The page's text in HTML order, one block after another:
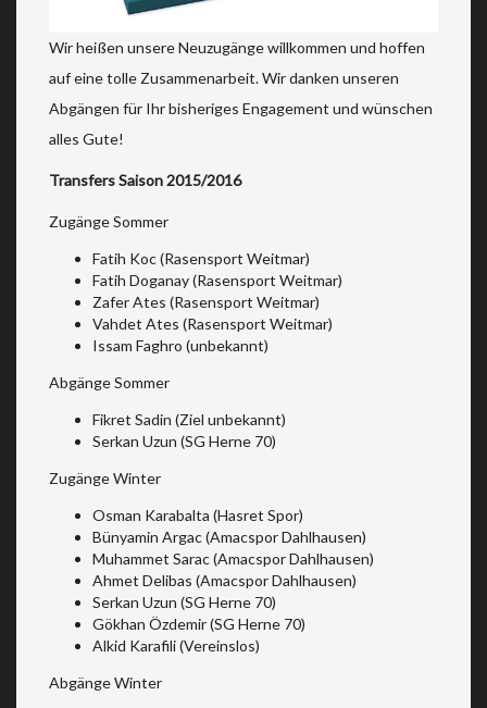
Wir heißen unsere Neuzugänge willkommen und hoffen
auf eine tolle Zusammenarbeit. Wir danken unseren
Abgängen für Ihr bisheriges Engagement und wünschen
alles Gute!
Transfers Saison 2015/2016
Zugänge Sommer
Fatih Koc (Rasensport Weitmar)
Fatih Doganay (Rasensport Weitmar)
Zafer Ates (Rasensport Weitmar)
Vahdet Ates (Rasensport Weitmar)
Issam Faghro (unbekannt)
Abgänge Sommer
Fikret Sadin (Ziel unbekannt)
Serkan Uzun (SG Herne 70)
Zugänge Winter
Osman Karabalta (Hasret Spor)
Bünyamin Argac (Amacspor Dahlhausen)
Muhammet Sarac (Amacspor Dahlhausen)
Ahmet Delibas (Amacspor Dahlhausen)
Serkan Uzun (SG Herne 70)
Gökhan Özdemir (SG Herne 70)
Alkid Karafili (Vereinslos)
Abgänge Winter